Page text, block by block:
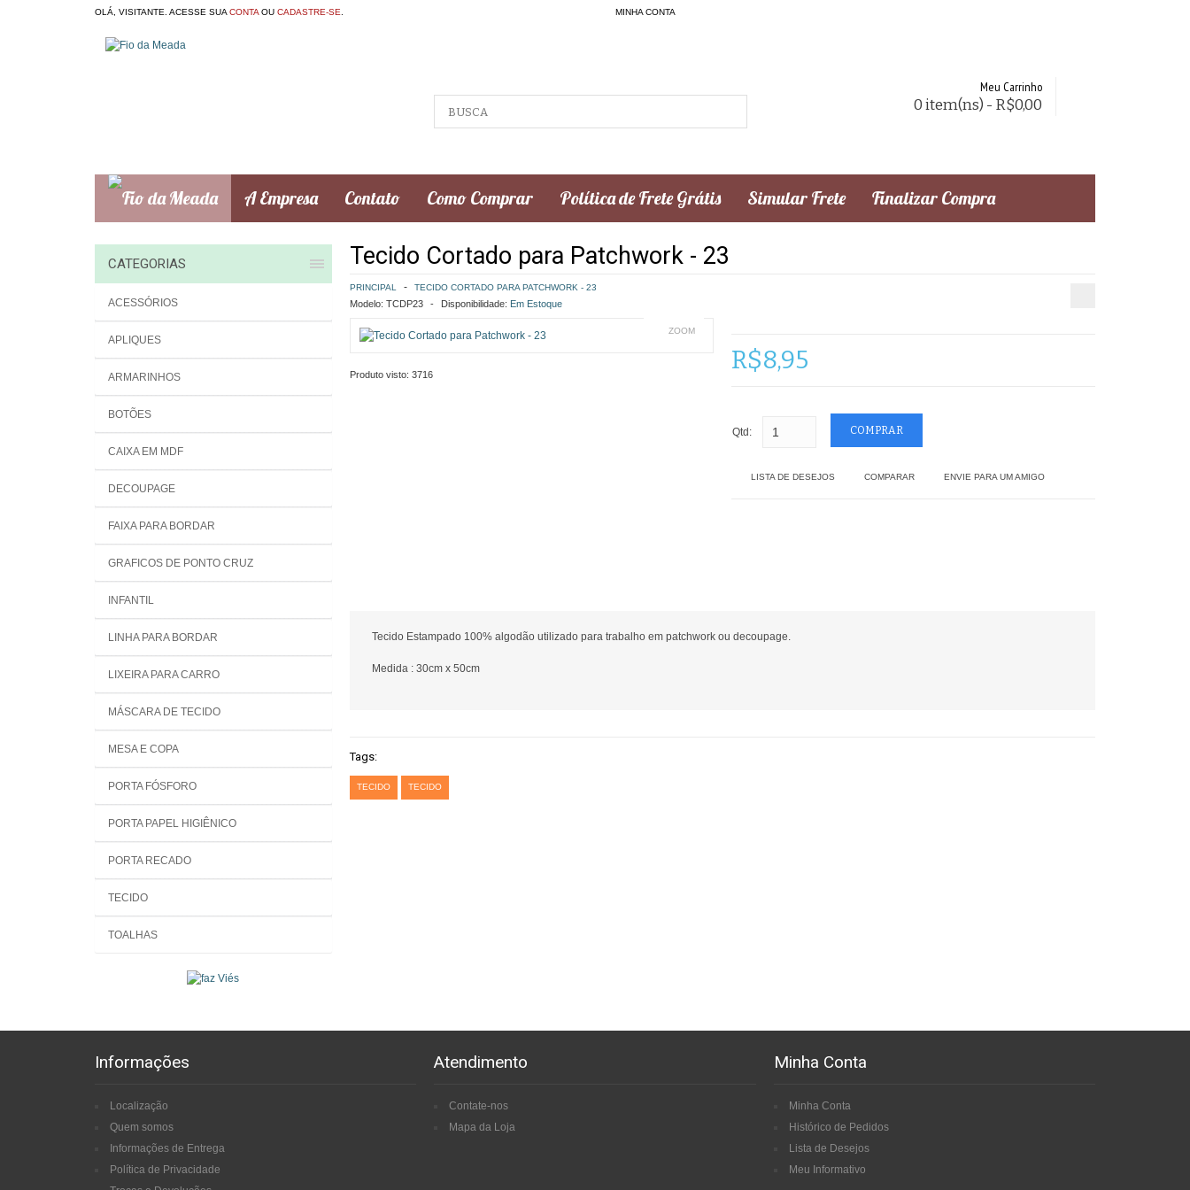
OLÁ, VISITANTE. ACESSE SUA CONTA OU CADASTRE-SE MINHA CONTA
Meu Carrinho
0 item(ns) - R$0,00
A Empresa Contato Como Comprar Política de Frete Grátis Simular Frete Finalizar Compra
CATEGORIAS
ACESSÓRIOS
APLIQUES
ARMARINHOS
BOTÕES
CAIXA EM MDF
DECOUPAGE
FAIXA PARA BORDAR
GRAFICOS DE PONTO CRUZ
INFANTIL
LINHA PARA BORDAR
LIXEIRA PARA CARRO
MÁSCARA DE TECIDO
MESA E COPA
PORTA FÓSFORO
PORTA PAPEL HIGIÊNICO
PORTA RECADO
TECIDO
TOALHAS
Tecido Cortado para Patchwork - 23
PRINCIPAL TECIDO CORTADO PARA PATCHWORK - 23
Modelo: TCDP23 Disponibilidade: Em Estoque
ZOOM
Produto visto: 3716 R$8,95
Qtd:
LISTA DE DESEJOS COMPARAR ENVIE PARA UM AMIGO
Tecido Estampado 100% algodão utilizado para trabalho em patchwork ou decoupage.
Medida : 30cm x 50cm
Tags:
TECIDO TECIDO
Informações
Localização
Quem somos
Informações de Entrega
Política de Privacidade
Atendimento
Contate-nos
Mapa da Loja
Minha Conta
Minha Conta
Histórico de Pedidos
Lista de Desejos
Meu Informativo